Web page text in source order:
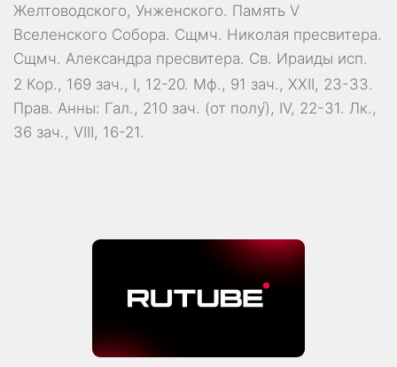
Желтоводского, Унженского. Память V
Вселенского Собора. Сщмч. Николая пресвитера.
Сщмч. Александра пресвитера. Св. Ираиды исп.
2 Кор., 169 зач., I, 12-20. Мф., 91 зач., XXII, 23-33.
Прав. Анны: Гал., 210 зач. (от полу́), IV, 22-31. Лк.,
36 зач., VIII, 16-21.